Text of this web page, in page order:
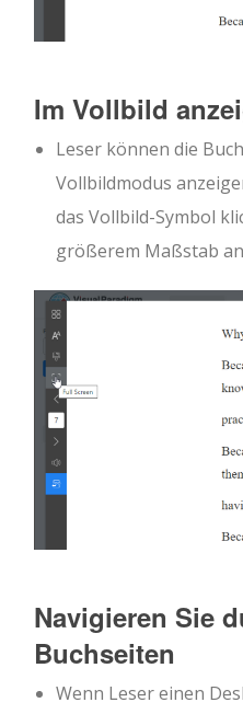
Im Vollbild
Leser können die
Vollbildmodus
das Vollbild-Symbol
größerem Maßstab
Navigieren Sie
Buchseiten
Wenn Leser einen